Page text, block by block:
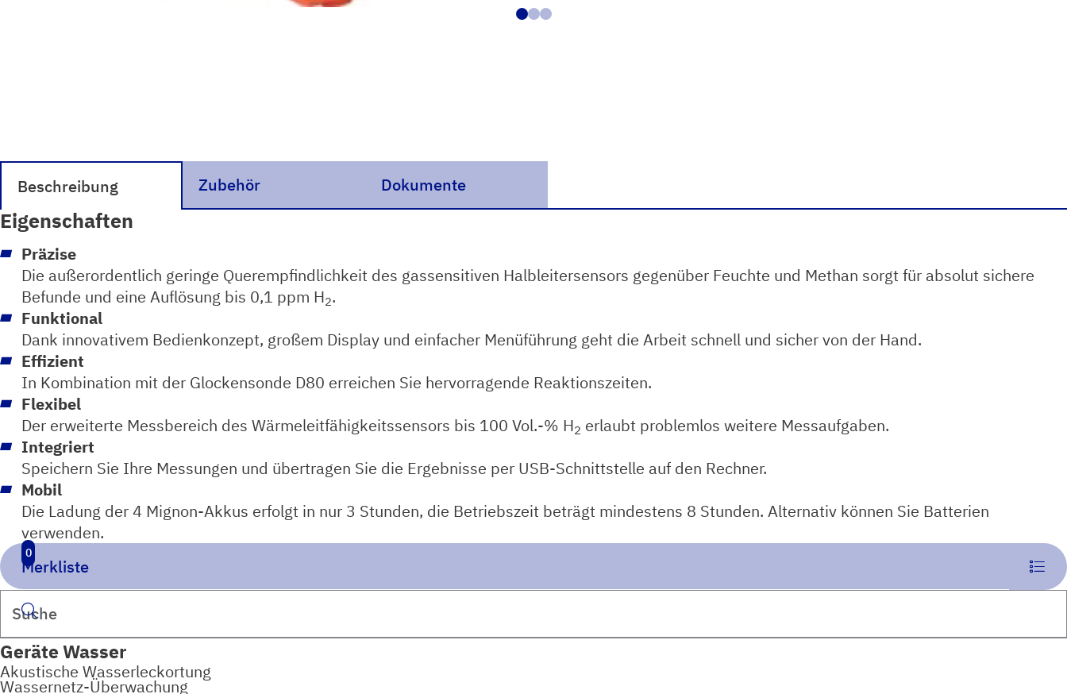
Merkliste
0
Suchen
Geräte Wasser
Akustische Wasserleckortung
Wassernetz-Überwachung
Beschreibung Zubehör Dokumente
Eigenschaften
Präzise
Die außerordentlich geringe Querempfindlichkeit des gassensitiven Halbleitersensors gegenüber Feuchte und Methan sorgt für absolut sichere
Befunde und eine Auflösung bis 0,1 ppm H2.
Funktional
Dank innovativem Bedienkonzept, großem Display und einfacher Menüführung geht die Arbeit schnell und sicher von der Hand.
Effizient
In Kombination mit der Glockensonde D80 erreichen Sie hervorragende Reaktionszeiten.
Flexibel
Der erweiterte Messbereich des Wärmeleitfähigkeitssensors bis 100 Vol.-% H2 erlaubt problemlos weitere Messaufgaben.
Integriert
Speichern Sie Ihre Messungen und übertragen Sie die Ergebnisse per USB-Schnittstelle auf den Rechner.
Mobil
Die Ladung der 4 Mignon-Akkus erfolgt in nur 3 Stunden, die Betriebszeit beträgt mindestens 8 Stunden. Alternativ können Sie Batterien
verwenden.